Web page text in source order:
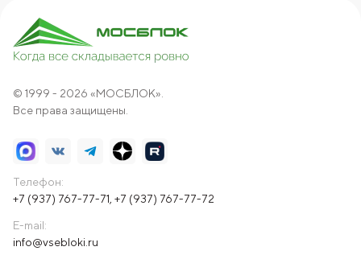
© 1999 - 2026 «МОСБЛОК».
Все права защищены.
Телефон:
+7 (937) 767-77-71 +7 (937) 767-77-72
E-mail:
info@vsebloki.ru